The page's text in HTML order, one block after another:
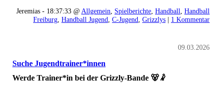
Jeremias - 18:37:33 @ Allgemein Spielberichte Handball Handball
Freiburg Handball Jugend C-Jugend Grizzlys | 1 Kommentar
09.03.2026
Suche Jugendtrainer*innen
Werde Trainer*in bei der Grizzly-Bande 🐻🤾